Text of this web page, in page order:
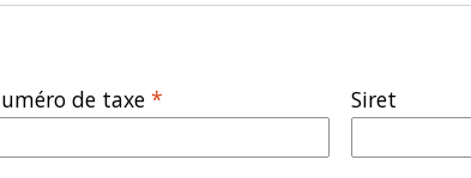
de taxe* Siret